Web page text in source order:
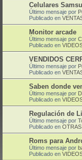
Celulares
Último mensaje por
Publicado en
Monitor arcade
Último mensaje por
Publicado en
VENDIDOS
Último mensaje por
Publicado en
Saben donde
Último mensaje por
Publicado en
Regulación de
Último mensaje por
Publicado en
Roms para
Último mensaje por
Publicado en